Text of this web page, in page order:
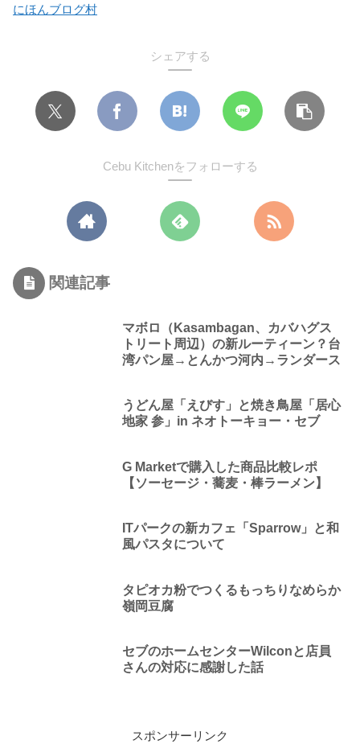
にほんブログ村
シェアする
Cebu Kitchenをフォローする
関連記事
マボロ（Kasambagan、カバハグス
トリート周辺）の新ルーティーン？台
湾パン屋→とんかつ河内→ランダース
うどん屋「えびす」と焼き鳥屋「居心
地家 参」in ネオトーキョー・セブ
G Marketで購入した商品比較レポ
【ソーセージ・蕎麦・棒ラーメン】
ITパークの新カフェ「Sparrow」と和
風パスタについて
タピオカ粉でつくるもっちりなめらか
嶺岡豆腐
セブのホームセンターWilconと店員
さんの対応に感謝した話
スポンサーリンク